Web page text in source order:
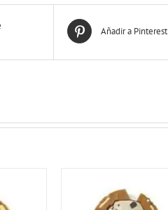
Añadir a Pinterest